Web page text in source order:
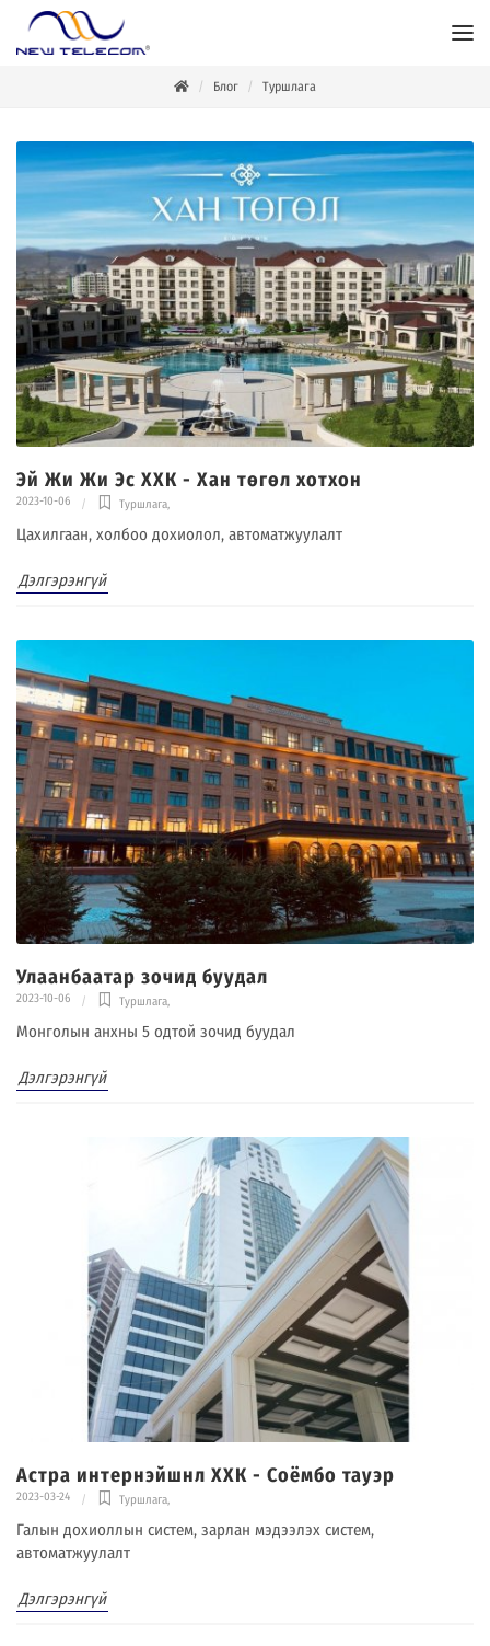
Блог Туршлага
Эй Жи Жи Эс ХХК - Хан төгөл хотхон
2023-10-06 Туршлага,
Цахилгаан, холбоо дохиолол, автоматжуулалт
Дэлгэрэнгүй
Улаанбаатар зочид буудал
2023-10-06 Туршлага,
Монголын анхны 5 одтой зочид буудал
Дэлгэрэнгүй
Астра интернэйшнл ХХК - Соёмбо тауэр
2023-03-24 Туршлага,
Галын дохиоллын систем, зарлан мэдээлэх систем,
автоматжуулалт
Дэлгэрэнгүй